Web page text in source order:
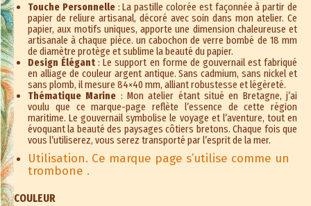
Touche Personnelle: La pastille colorée est façonnée à partir de
papier de reliure artisanal, décoré avec soin dans mon atelier. Ce
papier, aux motifs uniques, apporte une dimension chaleureuse et
artisanale à chaque pièce. un cabochon de verre bombé de 18 mm
de diamètre protège et sublime la beauté du papier.
Design Élégant : Le support en forme de gouvernail est fabriqué
en alliage de couleur argent antique. Sans cadmium, sans nickel et
sans plomb, il mesure 84×40 mm, alliant robustesse et légèreté.
Thématique Marine : Mon atelier étant situé en Bretagne, j’ai
voulu que ce marque-page reflète l’essence de cette région
maritime. Le gouvernail symbolise le voyage et l’aventure, tout en
évoquant la beauté des paysages côtiers bretons. Chaque fois que
vous l’utiliserez, vous serez transporté par l’esprit de la mer.
Utilisation. Ce marque page s’utilise comme un
trombone .
COULEUR